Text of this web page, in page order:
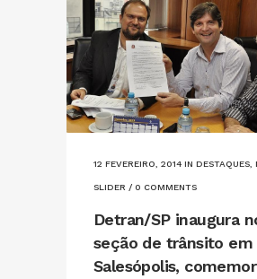
12 FEVEREIRO, 2014 IN DESTAQUES
SLIDER / 0 COMMENTS
Detran/SP inaugura
seção de trânsito em
Salesópolis,